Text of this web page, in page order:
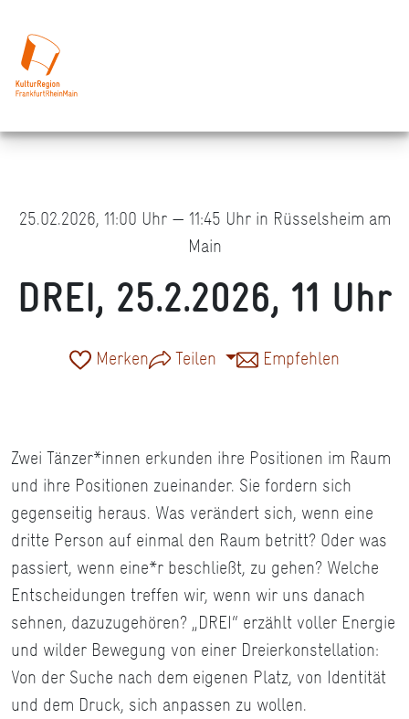
25.02.2026, 11:00 Uhr — 11:45 Uhr in Rüsselsheim am
Main
DREI, 25.2.2026, 11 Uhr
Merken Teilen Empfehlen
Zwei Tänzer*innen erkunden ihre Positionen im Raum
und ihre Positionen zueinander. Sie fordern sich
gegenseitig heraus. Was verändert sich, wenn eine
dritte Person auf einmal den Raum betritt? Oder was
passiert, wenn eine*r beschließt, zu gehen? Welche
Entscheidungen treffen wir, wenn wir uns danach
sehnen, dazuzugehören? „DREI“ erzählt voller Energie
und wilder Bewegung von einer Dreierkonstellation:
Von der Suche nach dem eigenen Platz, von Identität
und dem Druck, sich anpassen zu wollen.